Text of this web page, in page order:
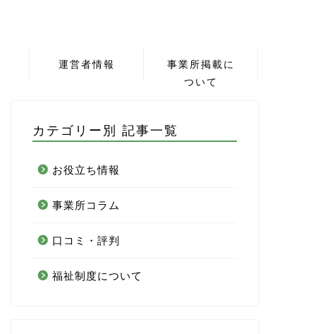
運営者情報
事業所掲載に
ついて
カテゴリー別 記事一覧
お役立ち情報
事業所コラム
口コミ・評判
福祉制度について